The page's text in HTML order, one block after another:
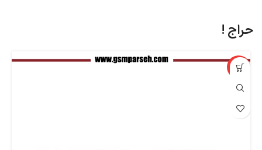
حراج !
-91%